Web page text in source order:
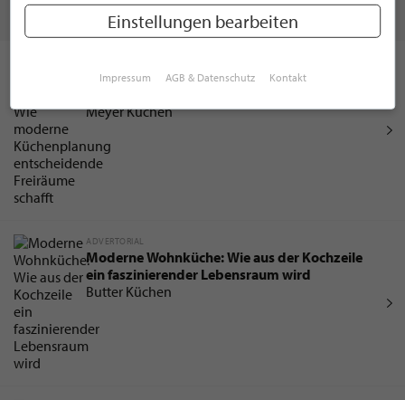
WEITERE THEMEN
Dunstabzug nach unten: Wie moderne
schafft
Meyer Küchen
ADVERTORIAL
Moderne Wohnküche: Wie aus der Kochzeile
ein faszinierender Lebensraum wird
Butter Küchen
Einstellungen bearbeiten
Impressum AGB & Datenschutz Kontakt